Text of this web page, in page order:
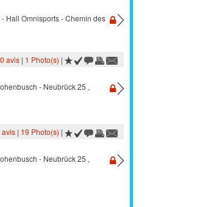
Hall Omnisports - Chemin des
0 avis| 1 Photo(s) |
- Neubrück 25 ,
avis| 19 Photo(s) |
- Neubrück 25 ,